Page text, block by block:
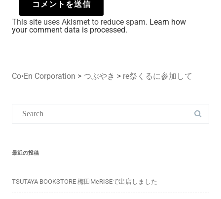
This site uses Akismet to reduce spam. Learn how
your comment data is processed.
Co•En Corporation > つぶやき > re祭くるに参加して
最近の投稿
TSUTAYA BOOKSTORE 梅田MeRISEで出店しました